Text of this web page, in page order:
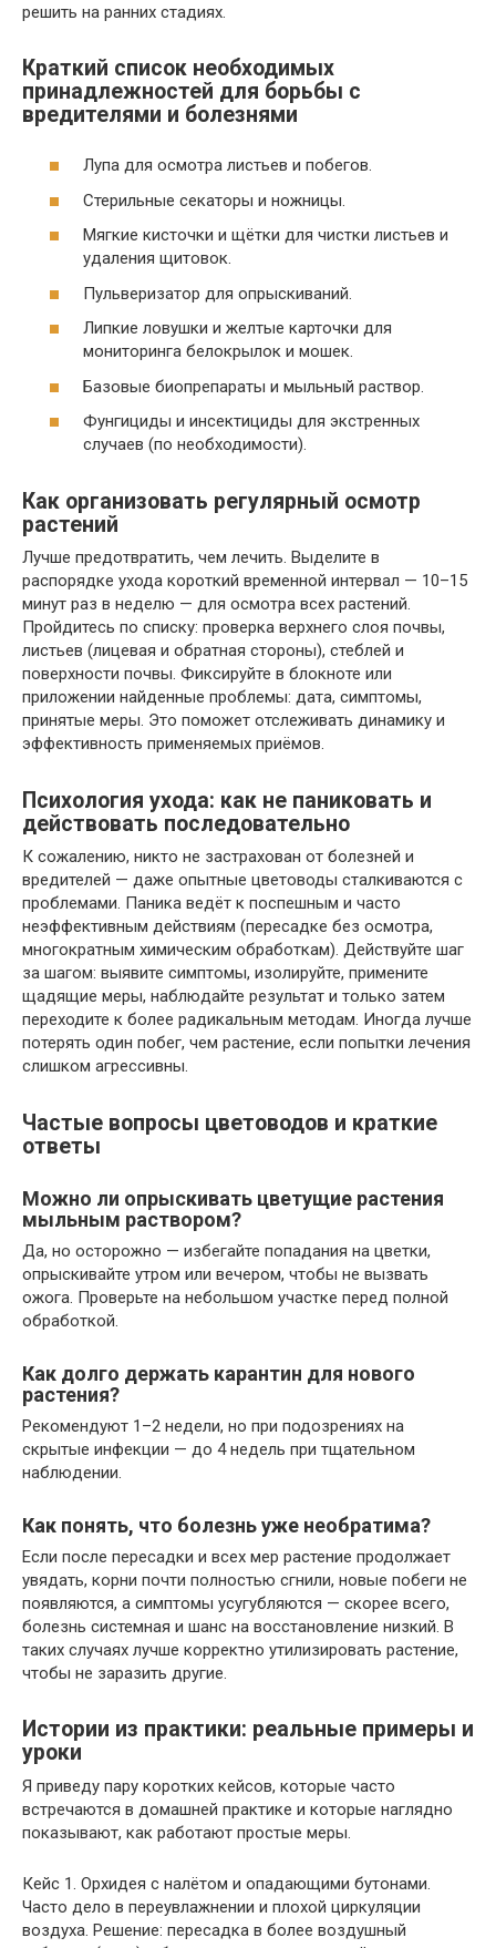
решить на ранних стадиях.
Краткий список необходимых
принадлежностей для борьбы с
вредителями и болезнями
Лупа для осмотра листьев и побегов.
Стерильные секаторы и ножницы.
Мягкие кисточки и щётки для чистки листьев и
удаления щитовок.
Пульверизатор для опрыскиваний.
Липкие ловушки и желтые карточки для
мониторинга белокрылок и мошек.
Базовые биопрепараты и мыльный раствор.
Фунгициды и инсектициды для экстренных
случаев (по необходимости).
Как организовать регулярный осмотр
растений
Лучше предотвратить, чем лечить. Выделите в
распорядке ухода короткий временной интервал — 10–15
минут раз в неделю — для осмотра всех растений.
Пройдитесь по списку: проверка верхнего слоя почвы,
листьев (лицевая и обратная стороны), стеблей и
поверхности почвы. Фиксируйте в блокноте или
приложении найденные проблемы: дата, симптомы,
принятые меры. Это поможет отслеживать динамику и
эффективность применяемых приёмов.
Психология ухода: как не паниковать и
действовать последовательно
К сожалению, никто не застрахован от болезней и
вредителей — даже опытные цветоводы сталкиваются с
проблемами. Паника ведёт к поспешным и часто
неэффективным действиям (пересадке без осмотра,
многократным химическим обработкам). Действуйте шаг
за шагом: выявите симптомы, изолируйте, примените
щадящие меры, наблюдайте результат и только затем
переходите к более радикальным методам. Иногда лучше
потерять один побег, чем растение, если попытки лечения
слишком агрессивны.
Частые вопросы цветоводов и краткие
ответы
Можно ли опрыскивать цветущие растения
мыльным раствором?
Да, но осторожно — избегайте попадания на цветки,
опрыскивайте утром или вечером, чтобы не вызвать
ожога. Проверьте на небольшом участке перед полной
обработкой.
Как долго держать карантин для нового
растения?
Рекомендуют 1–2 недели, но при подозрениях на
скрытые инфекции — до 4 недель при тщательном
наблюдении.
Как понять, что болезнь уже необратима?
Если после пересадки и всех мер растение продолжает
увядать, корни почти полностью сгнили, новые побеги не
появляются, а симптомы усугубляются — скорее всего,
болезнь системная и шанс на восстановление низкий. В
таких случаях лучше корректно утилизировать растение,
чтобы не заразить другие.
Истории из практики: реальные примеры и
уроки
Я приведу пару коротких кейсов, которые часто
встречаются в домашней практике и которые наглядно
показывают, как работают простые меры.
Кейс 1. Орхидея с налётом и опадающими бутонами.
Часто дело в переувлажнении и плохой циркуляции
воздуха. Решение: пересадка в более воздушный